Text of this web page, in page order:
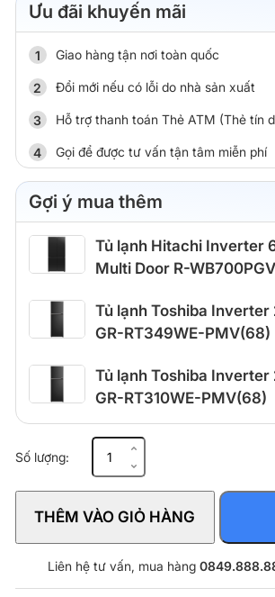
Ưu đãi khuyến mãi
Giao hàng tận nơi toàn quốc
Đổi mới nếu có lỗi do nhà sản xuất
Hỗ trợ thanh toán Thẻ ATM (Thẻ tín
Gọi để được tư vấn tận tâm miễn phí
Gợi ý mua thêm
Tủ lạnh Hitachi Inverter
Multi Door R-
Tủ lạnh Toshiba Inverter
GR-RT349WE-PMV(68)
Tủ lạnh Toshiba Inverter
GR-RT310WE-PMV(68)
Số lượng:lạnh
430
lít
SJ-
XP470AE-
THÊM VÀO GIỎ HÀNG
Liên hệ tư vấn, mua hàng